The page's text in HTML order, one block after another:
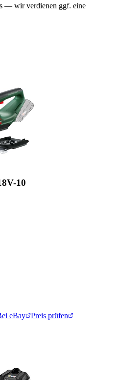
— wir verdienen ggf. eine
10
eBay Preis prüfen